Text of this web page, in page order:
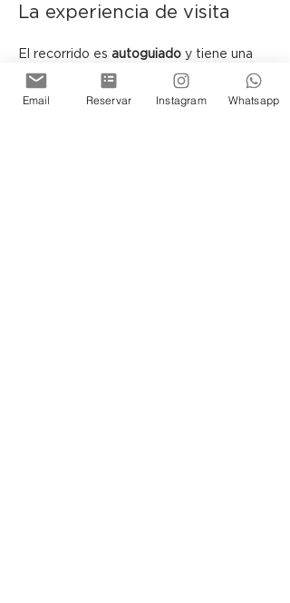
La experiencia de visita
El recorrido es autoguiado y tiene una
duración aproximada de
40 minutos
Email Reservar Instagram Whatsapp